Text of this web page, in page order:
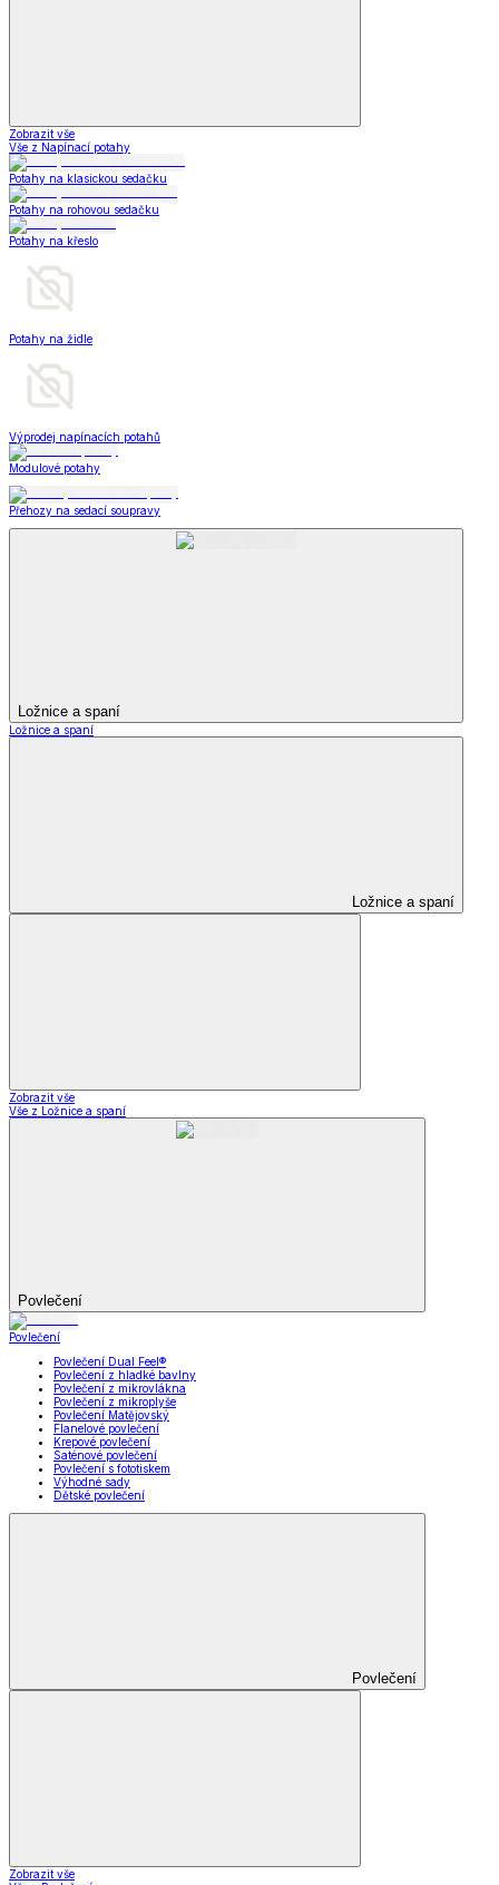
Zobrazit vše
Vše z Napínací potahy
Potahy na klasickou sedačku
Potahy na rohovou sedačku
Potahy na křeslo
Potahy na židle
Výprodej napínacích potahů
Modulové potahy
Přehozy na sedací soupravy
Ložnice a spaní
Ložnice a spaní
Ložnice a spaní
Zobrazit vše
Vše z Ložnice a spaní
Povlečení
Povlečení
Povlečení Dual Feel®
Povlečení z hladké bavlny
Povlečení z mikrovlákna
Povlečení z mikroplyše
Povlečení Matějovský
Flanelové povlečení
Krepové povlečení
Saténové povlečení
Povlečení s fototiskem
Výhodné sady
Dětské povlečení
Povlečení
Zobrazit vše